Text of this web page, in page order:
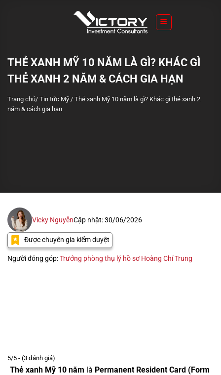
THẺ XANH MỸ 10 NĂM LÀ GÌ? KHÁC GÌ
THẺ XANH 2 NĂM & CÁCH GIA HẠN
Trang chủ/ Tin tức Mỹ / Thẻ xanh Mỹ 10 năm là gì? Khác gì thẻ xanh 2
năm & cách gia hạn
Vicky NguyễnCập nhật: 30/06/2026
Được chuyên gia kiểm duyệt
Người đóng góp:Trưởng phòng thụ lý hồ sơ Hoàng Chí Trung
5/5 - (3 đánh giá)
Thẻ xanh Mỹ 10 năm là Permanent Resident Card (Form